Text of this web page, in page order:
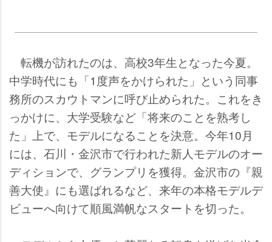
転機が訪れたのは、高校3年生となった今夏。
中学時代にも「1度声をかけられた」という同事
務所のスカウトマンに呼び止められた。これをき
っかけに、大学受験など「将来のことを熟考し
た」上で、モデルになることを決意。今年10月
には、石川・金沢市で行われた新人モデルのオー
ディションで、グランプリを獲得。金沢市の『親
善大使』にも選ばれるなど、来年の本格モデルデ
ビューへ向けて順風満帆なスタートを切った。